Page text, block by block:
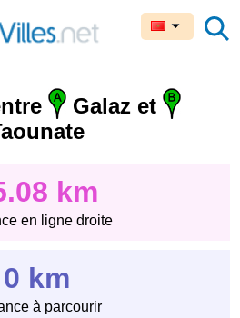
Galaz et
km
en ligne droite
0 km
à parcourir